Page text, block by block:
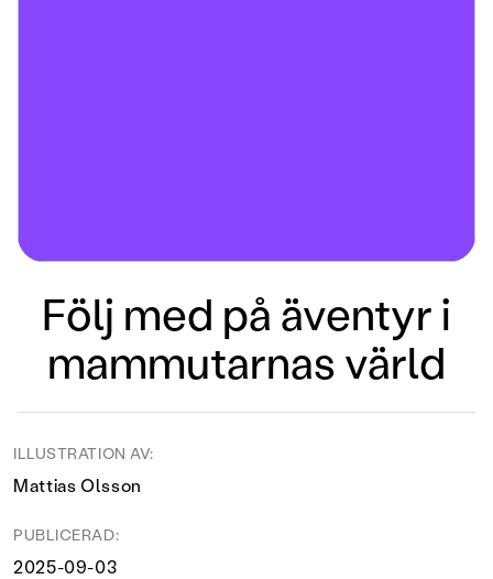
Följ med på äventyr i
mammutarnas värld
ILLUSTRATION AV:
Mattias Olsson
PUBLICERAD:
2025-09-03